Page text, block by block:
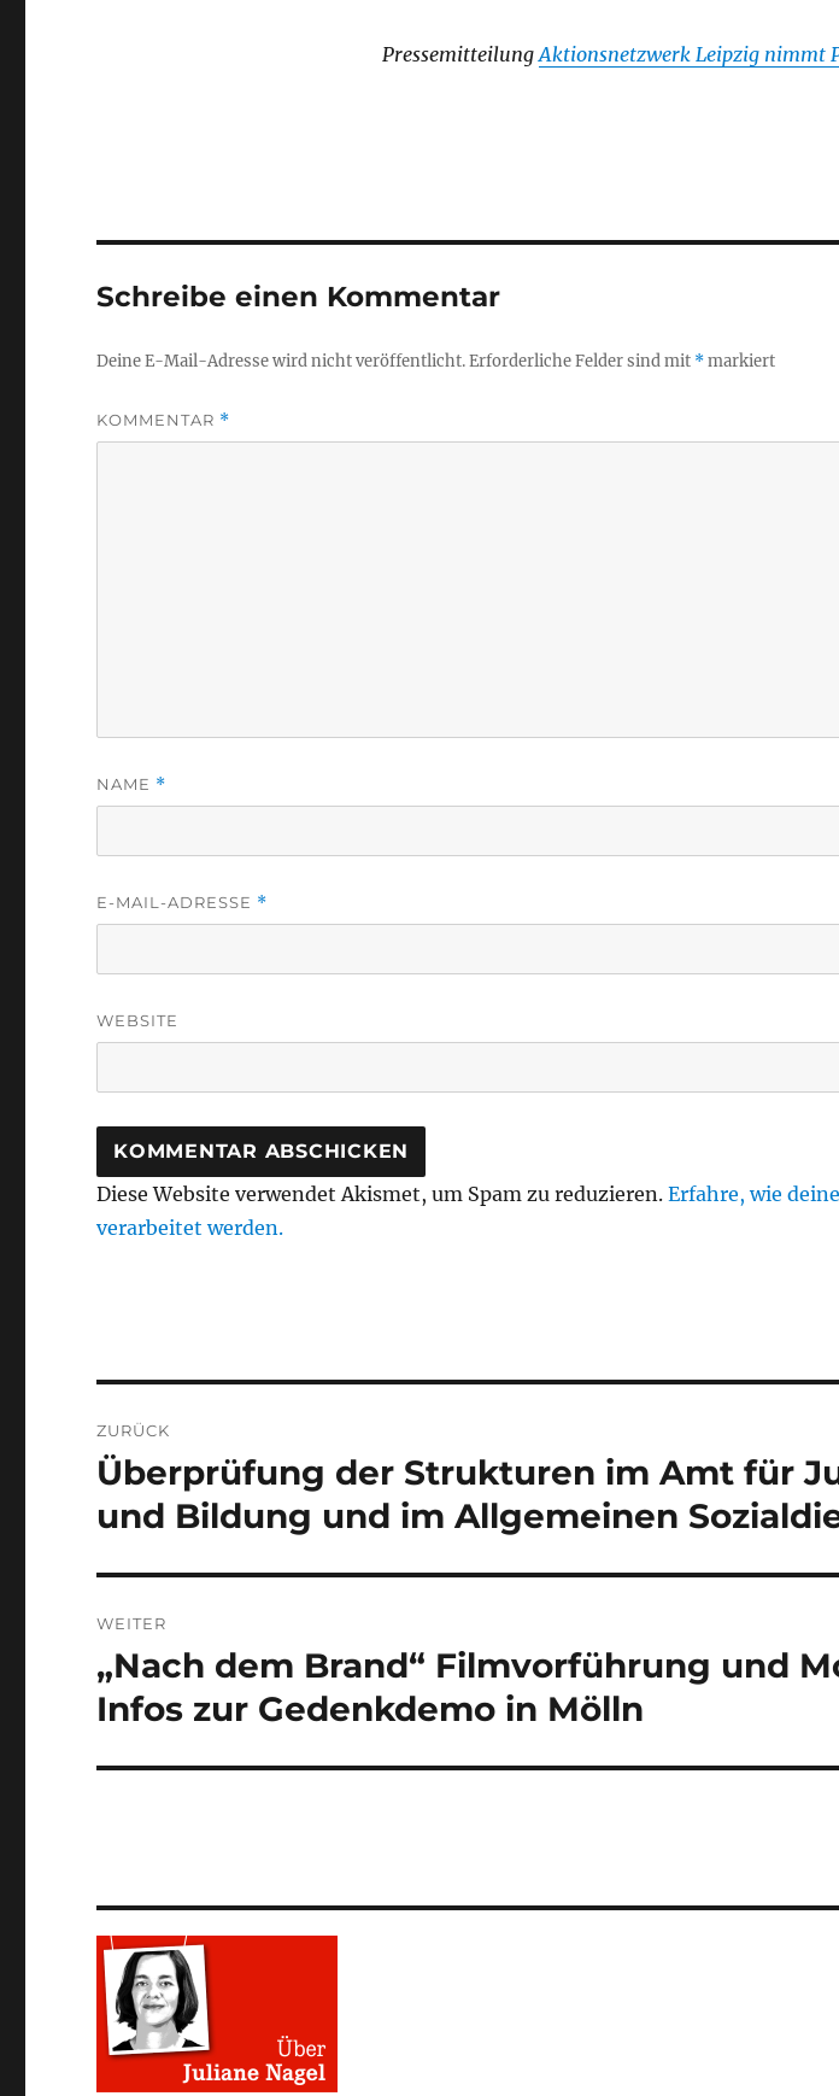
Pressemitteilung Aktionsnetzwerk Leipzig nimmt
Schreibe einen Kommentar
Deine E-Mail-Adresse wird nicht veröffentlicht.Erforderliche Felder sind mit *markiert
KOMMENTAR *
NAME *
E-MAIL-ADRESSE *
WEBSITE
Diese Website verwendet Akismet, um Spam zu reduzieren.Erfahre, wie
verarbeitet werden.
ZURÜCK
Vorheriger
Beitrag:
Überprüfung der Strukturen im Amt für
und Bildung und im Allgemeinen
WEITER
Nächster
Beitrag:
„Nach dem Brand“ Filmvorführung und
Infos zur Gedenkdemo in Mölln